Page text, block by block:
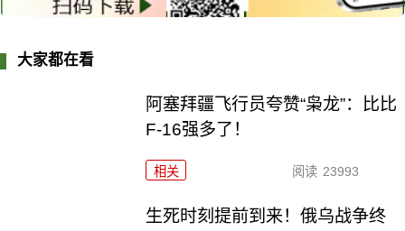
大家都在看
阿塞拜疆飞行员夸赞“枭龙”：比比
F-16强多了！
相关 阅读 23993
生死时刻提前到来！俄乌战争终